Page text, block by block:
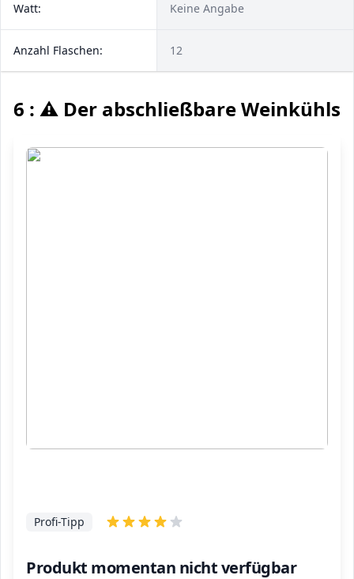
Watt: Keine Angabe
Anzahl Flaschen: 12
6 : ⚠️ Der abschließbare
Produkt momentan nicht verfügbar
Profi-Tipp